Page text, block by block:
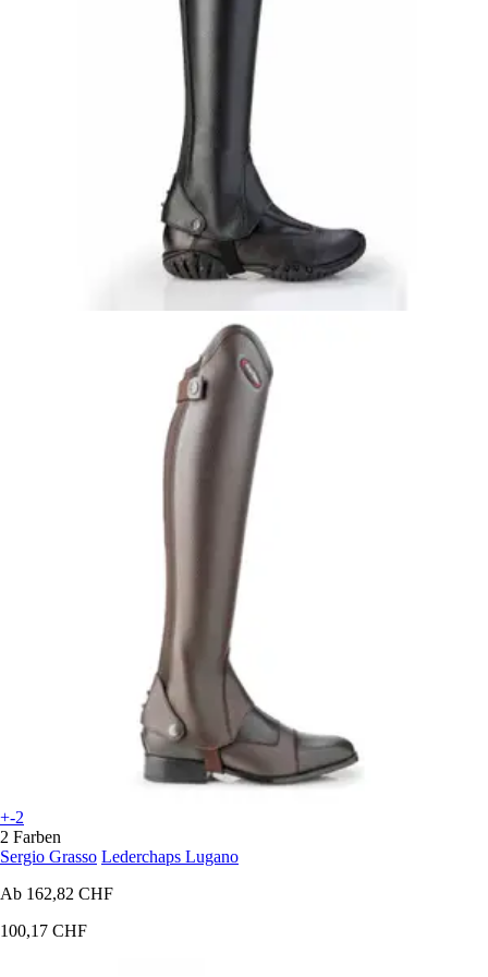
+-2
2 Farben
Sergio Grasso Lederchaps Lugano
Ab 162,82 CHF
100,17 CHF